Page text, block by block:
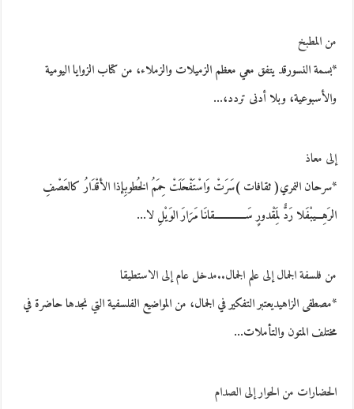
من المطبخ
*بسمة النسورقد يتفق معي معظم الزميلات والزملاء، من كتاب الزوايا اليومية
والأسبوعية، وبلا أدنى تردد،…
إلى معاذ
*سرحان النمري( ثقافات )سَرَتْ وَاسْتَفْحَلَتْ حِمَمُ الخُطوبِإذا الأقْدَارُ كالعَصْفِ
الرَهِـــيبْفَلا رَدٌّ لِمَقْدورٍ سَـــــــــــــقانَا مَرَارَ الوَيْلِ لا…
من فلسفة الجمال إلى علم الجمال..مدخل عام إلى الاستطيقا
*مصطفى الزاهيديعتبر التفكير في الجمال، من المواضيع الفلسفية التي نجدها حاضرة في
مختلف المتون والتأملات…
الحضارات من الحوار إلى الصدام